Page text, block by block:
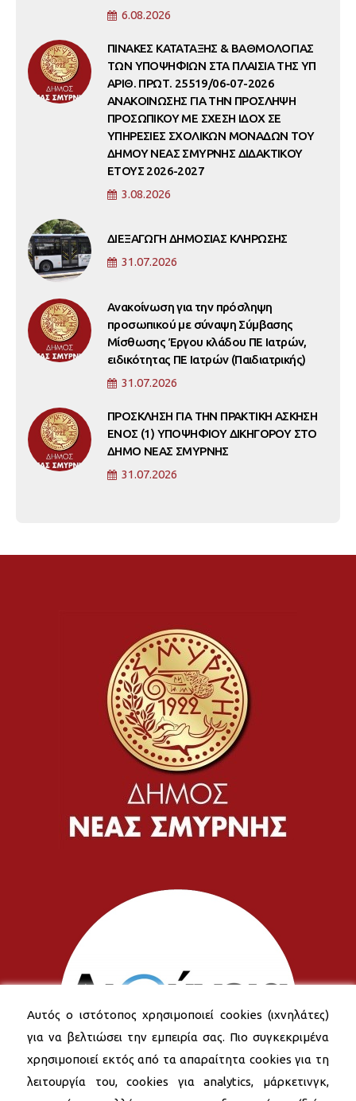
6.08.2026
ΠΙΝΑΚΕΣ ΚΑΤΑΤΑΞΗΣ & ΒΑΘΜΟΛΟΓΙΑΣ
ΤΩΝ ΥΠΟΨΗΦΙΩΝ ΣΤΑ ΠΛΑΙΣΙΑ ΤΗΣ ΥΠ
ΑΡΙΘ. ΠΡΩΤ. 25519/06-07-2026
ΑΝΑΚΟΙΝΩΣΗΣ ΓΙΑ ΤΗΝ ΠΡΟΣΛΗΨΗ
ΠΡΟΣΩΠΙΚΟΥ ΜΕ ΣΧΕΣΗ ΙΔΟΧ ΣΕ
ΥΠΗΡΕΣΙΕΣ ΣΧΟΛΙΚΩΝ ΜΟΝΑΔΩΝ ΤΟΥ
ΔΗΜΟΥ ΝΕΑΣ ΣΜΥΡΝΗΣ ΔΙΔΑΚΤΙΚΟΥ
ΕΤΟΥΣ 2026-2027
3.08.2026
ΔΙΕΞΑΓΩΓΗ ΔΗΜΟΣΙΑΣ ΚΛΗΡΩΣΗΣ
31.07.2026
Ανακοίνωση για την πρόσληψη
προσωπικού με σύναψη Σύμβασης
Μίσθωσης Έργου κλάδου ΠΕ Ιατρών,
ειδικότητας ΠΕ Ιατρών (Παιδιατρικής)
31.07.2026
ΠΡΟΣΚΛΗΣΗ ΓΙΑ ΤΗΝ ΠΡΑΚΤΙΚΗ ΑΣΚΗΣΗ
ΕΝΟΣ (1) ΥΠΟΨΗΦΙΟΥ ΔΙΚΗΓΟΡΟΥ ΣΤΟ
ΔΗΜΟ ΝΕΑΣ ΣΜΥΡΝΗΣ
31.07.2026
Αυτός ο ιστότοπος χρησιμοποιεί cookies (ιχνηλάτες)
για να βελτιώσει την εμπειρία σας. Πιο συγκεκριμένα
χρησιμοποιεί εκτός από τα απαραίτητα cookies για τη
λειτουργία του, cookies για analytics, μάρκετινγκ,